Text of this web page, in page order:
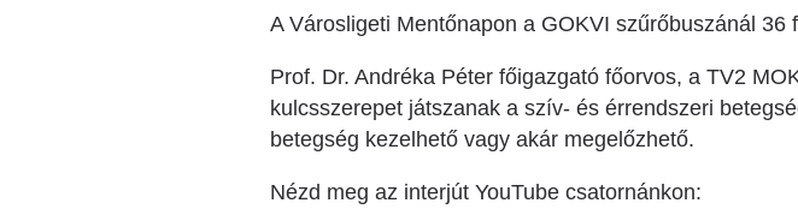
A Városligeti Mentőnapon a GOKVI szűrőbuszánál
Prof. Dr. Andréka Péter főigazgató főorvos, a TV2
kulcsszerepet játszanak a szív- és érrendszeri
betegség kezelhető vagy akár megelőzhető.
Nézd meg az interjút YouTube csatornánkon: